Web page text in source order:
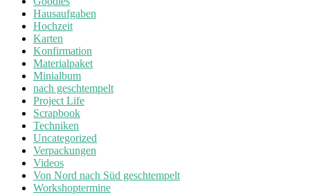
Hausaufgaben
Hochzeit
Karten
Konfirmation
Materialpaket
Minialbum
nach geschtempelt
Project Life
Scrapbook
Techniken
Uncategorized
Verpackungen
Videos
Von Nord nach Süd geschtempelt
Workshoptermine